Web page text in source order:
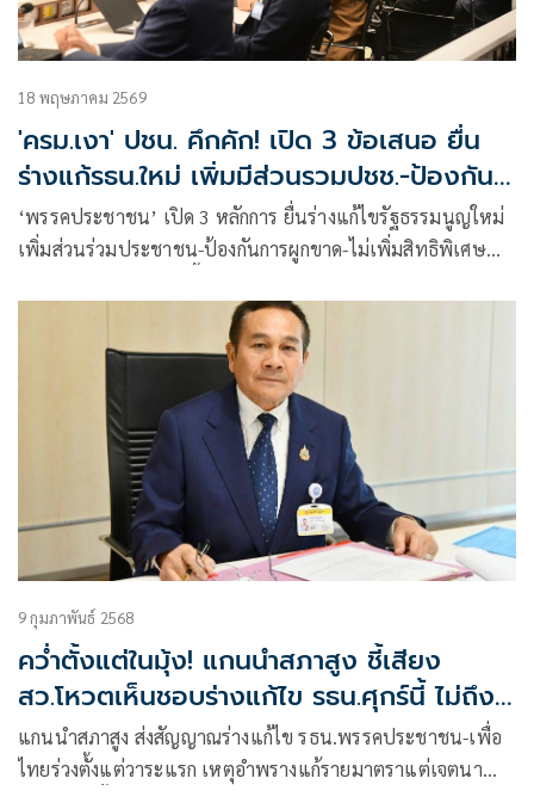
18 พฤษภาคม 2569
'ครม.เงา' ปชน. คึกคัก! เปิด 3 ข้อเสนอ ยื่น
ร่างแก้รธน.ใหม่ เพิ่มมีส่วนรวมปชช.-ป้องกัน
ผูกขาด
‘พรรคประชาชน’ เปิด 3 หลักการ ยื่นร่างแก้ไขรัฐธรรมนูญใหม่
เพิ่มส่วนร่วมประชาชน-ป้องกันการผูกขาด-ไม่เพิ่มสิทธิพิเศษ
จวกคำวินิจฉัยศาล รธน. ขัดหลักประชาธิปไตย-ย้อนแย้งกันเอง
มอง รธน.60 คืออุปสรรคสำคัญสุด เหตุวางด่านป้องกันการแก้
ใหม่ ชี้เป็นปุ๋ยให้ระบอบสีน้ำเงินกินรวบทุกสถาบันการเมือง
9 กุมภาพันธ์ 2568
คว่ำตั้งแต่ในมุ้ง! แกนนำสภาสูง ชี้เสียง
สว.โหวตเห็นชอบร่างแก้ไข รธน.ศุกร์นี้ ไม่ถึง 1
ใน 3 แน่
แกนนำสภาสูง ส่งสัญญาณร่างแก้ไข รธน.พรรคประชาชน-เพื่อ
ไทยร่วงตั้งแต่วาระแรก เหตุอำพรางแก้รายมาตราแต่เจตนา